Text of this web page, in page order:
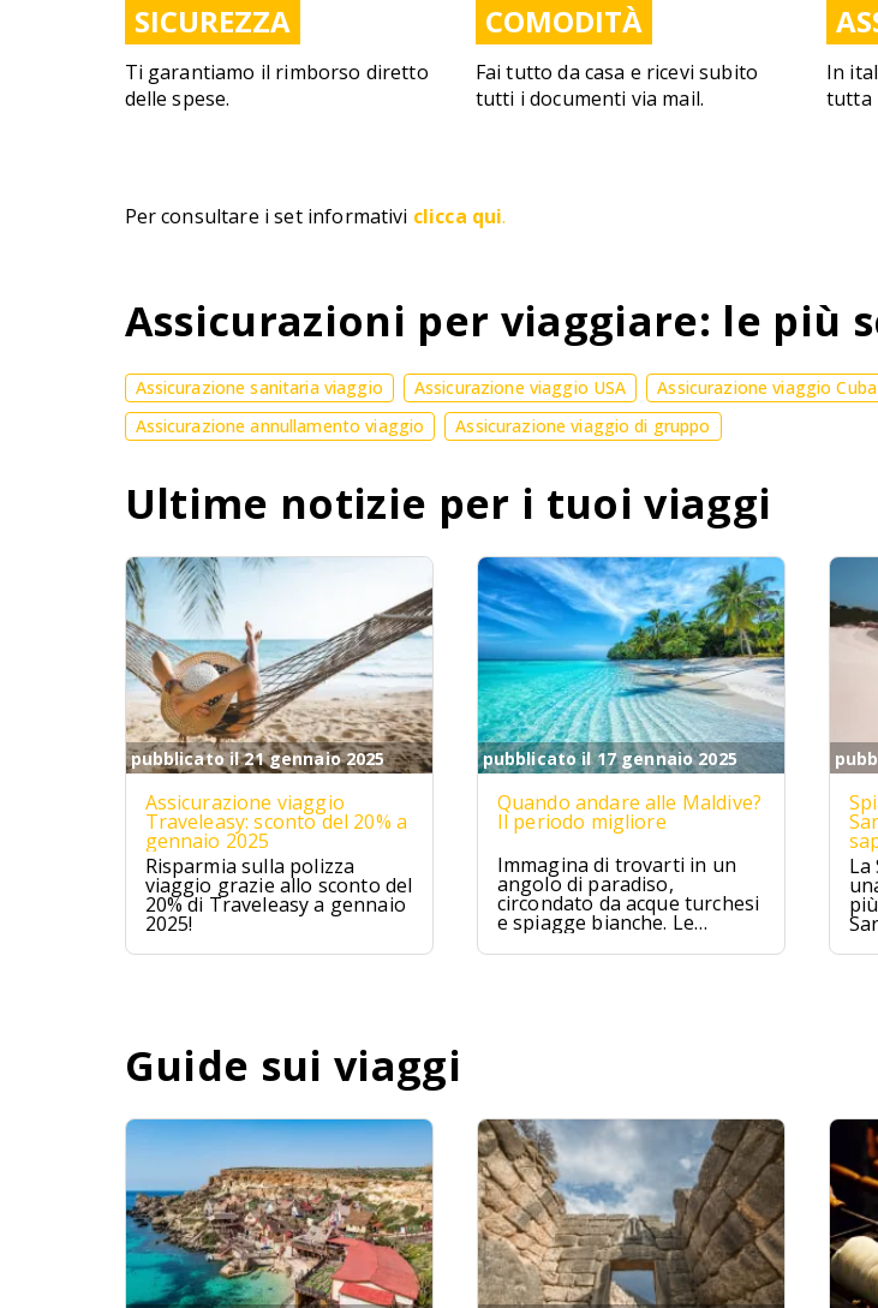
SICUREZZA
Ti garantiamo il rimborso diretto
delle spese.
COMODITÀ
Fai tutto da casa e ricevi subito
tutti i documenti via mail.
In
tutta
Per consultare i set informativi clicca qui.
Assicurazioni per viaggiare: le più
Assicurazione sanitaria viaggio Assicurazione viaggio USA Assicurazione viaggio Cuba
Assicurazione annullamento viaggio
Assicurazione viaggio di gruppo
Ultime notizie per i tuoi viaggi
pubblicato il 21 gennaio 2025
Assicurazione viaggio
Traveleasy: sconto del 20% a
gennaio 2025
Risparmia sulla polizza
viaggio grazie allo sconto del
20% di Traveleasy a gennaio
2025!
pubblicato il 17 gennaio 2025
Quando andare alle Maldive?
Il periodo migliore
Immagina di trovarti in un
angolo di paradiso,
circondato da acque turchesi
e spiagge bianche. Le
Maldive sono proprio
questo, un sogno che si
La
Guide sui viaggi